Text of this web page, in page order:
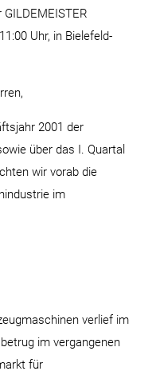
Uhr, in Bielefeld-
2001 der
über das I. Quartal
wir vorab die
im
verlief im
im vergangenen
für